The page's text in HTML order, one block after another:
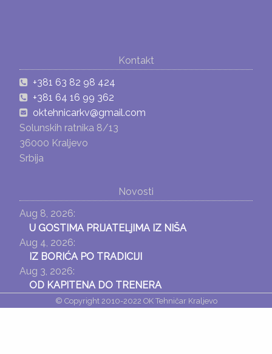
Kontakt
+381 63 82 98 424
+381 64 16 99 362
oktehnicarkv@gmail.com
Solunskih ratnika 8/13
36000 Kraljevo
Srbija
Novosti
Aug 8, 2026:
U GOSTIMA PRIJATELjIMA IZ NIŠA
Aug 4, 2026:
IZ BORIĆA PO TRADICIJI
Aug 3, 2026:
OD KAPITENA DO TRENERA
© Copyright 2010-2022 OK Tehničar Kraljevo